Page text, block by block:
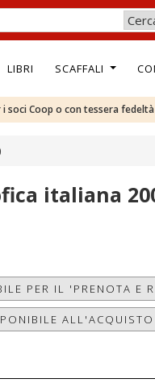
LIBRI SCAFFALI
soci Coop o con tessera
italiana
PER IL 'PRENOTA E
ALL'ACQUISTO